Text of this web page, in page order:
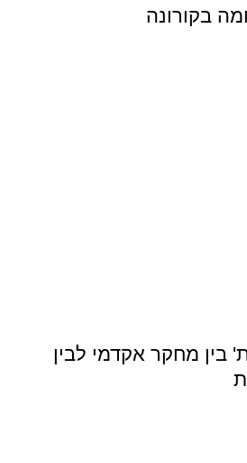
בקורונה
בין מחקר אקדמי לבין